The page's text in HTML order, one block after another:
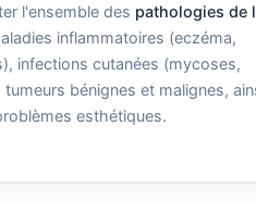
l'ensemble des pathologies de
inflammatoires (eczéma,
infections cutanées (mycoses,
tumeurs bénignes et malignes,
esthétiques.